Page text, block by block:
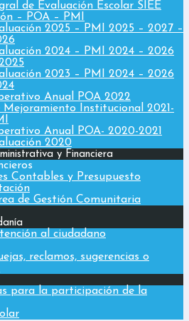
de Evaluación Escolar SIEE
– POA – PMI
2025 – PMI 2025 – 2027 –
2024 – PMI 2024 – 2026
2023 – PMI 2024 – 2026
Anual POA 2022
Mejoramiento Institucional 2021-
Anual POA- 2020-2021
2020
y Financiera
Contables y Presupuesto
de Gestión Comunitaria
al ciudadano
reclamos, sugerencias o
para la participación de la